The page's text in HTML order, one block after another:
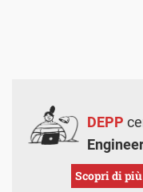
DEPP
Scopri di